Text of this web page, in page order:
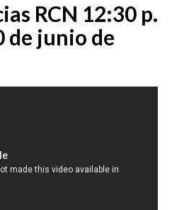
PM RCN 12:30 p.
de junio de